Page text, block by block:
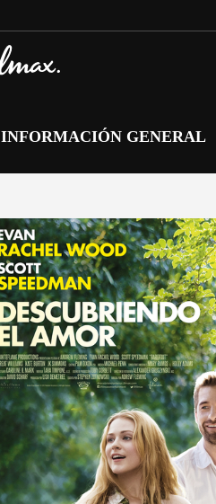
INFORMACIÓN GENERAL